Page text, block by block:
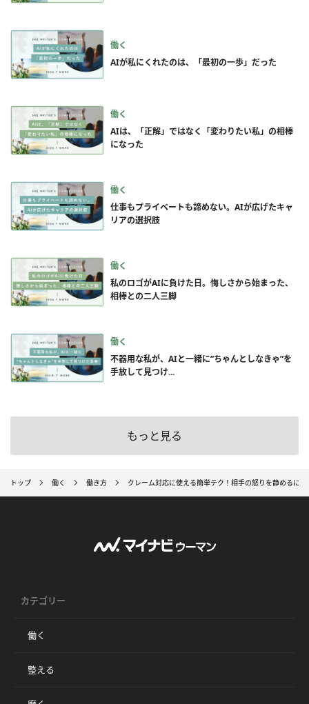
働く
AIが私にくれたのは、「最初の一歩」だった
働く
AIは、「正解」ではなく「変わりたい私」の相棒
になった
働く
仕事もプライベートも諦めない。AIが広げたキャ
リアの選択肢
働く
私のロゴがAIに負けた日。悔しさから始まった、
相棒との二人三脚
働く
不器用な私が、AIと一緒に”ちゃんとしなきゃ”を
手放して見つけ...
もっと見る
トップ 働く 働き方 クレーム対応に使える簡単テク！相手の怒りを静めるに
カテゴリー
働く
整える